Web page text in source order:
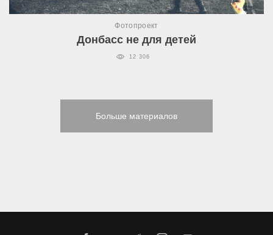
Фотопроект
Донбасс не для детей
12 306
Больше материалов